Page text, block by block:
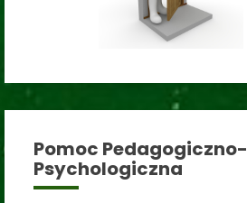
Pomoc Pedagogiczno-
Psychologiczna